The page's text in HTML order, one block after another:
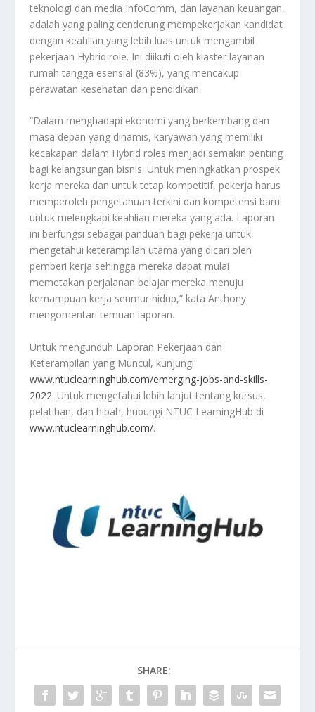
teknologi dan media InfoComm, dan layanan keuangan,
adalah yang paling cenderung mempekerjakan kandidat
dengan keahlian yang lebih luas untuk mengambil
pekerjaan Hybrid role. Ini diikuti oleh klaster layanan
rumah tangga esensial (83%), yang mencakup
perawatan kesehatan dan pendidikan.
“Dalam menghadapi ekonomi yang berkembang dan
masa depan yang dinamis, karyawan yang memiliki
kecakapan dalam Hybrid roles menjadi semakin penting
bagi kelangsungan bisnis. Untuk meningkatkan prospek
kerja mereka dan untuk tetap kompetitif, pekerja harus
memperoleh pengetahuan terkini dan kompetensi baru
untuk melengkapi keahlian mereka yang ada. Laporan
ini berfungsi sebagai panduan bagi pekerja untuk
mengetahui keterampilan utama yang dicari oleh
pemberi kerja sehingga mereka dapat mulai
memetakan perjalanan belajar mereka menuju
kemampuan kerja seumur hidup,” kata Anthony
mengomentari temuan laporan.
Untuk mengunduh Laporan Pekerjaan dan
Keterampilan yang Muncul, kunjungi
www.ntuclearninghub.com/emerging-jobs-and-skills-
2022. Untuk mengetahui lebih lanjut tentang kursus,
pelatihan, dan hibah, hubungi NTUC LearningHub di
www.ntuclearninghub.com/.
SHARE: